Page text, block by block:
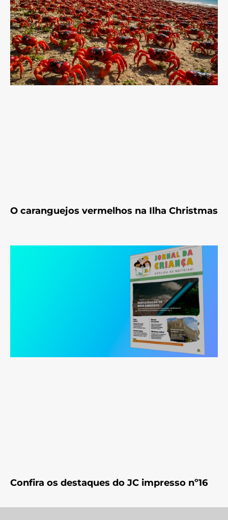
O caranguejos vermelhos na Ilha Christmas
Confira os destaques do JC impresso nº16